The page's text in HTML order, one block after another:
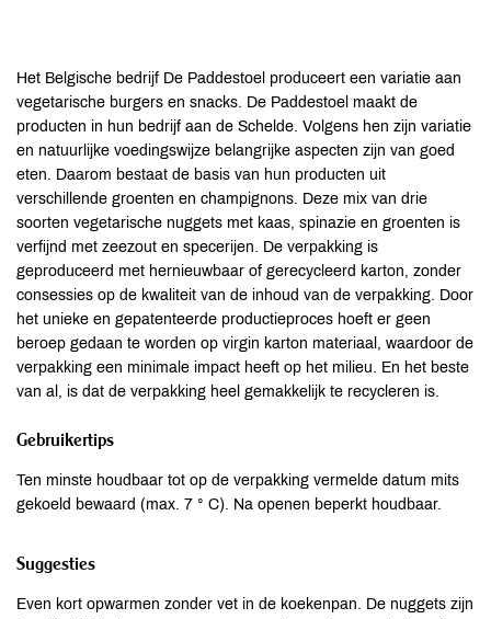
Het Belgische bedrijf De Paddestoel produceert een variatie aan
vegetarische burgers en snacks. De Paddestoel maakt de
producten in hun bedrijf aan de Schelde. Volgens hen zijn variatie
en natuurlijke voedingswijze belangrijke aspecten zijn van goed
eten. Daarom bestaat de basis van hun producten uit
verschillende groenten en champignons. Deze mix van drie
soorten vegetarische nuggets met kaas, spinazie en groenten is
verfijnd met zeezout en specerijen. De verpakking is
geproduceerd met hernieuwbaar of gerecycleerd karton, zonder
consessies op de kwaliteit van de inhoud van de verpakking. Door
het unieke en gepatenteerde productieproces hoeft er geen
beroep gedaan te worden op virgin karton materiaal, waardoor de
verpakking een minimale impact heeft op het milieu. En het beste
van al, is dat de verpakking heel gemakkelijk te recycleren is.
Gebruikertips
Ten minste houdbaar tot op de verpakking vermelde datum mits
gekoeld bewaard (max. 7 ° C). Na openen beperkt houdbaar.
Suggesties
Even kort opwarmen zonder vet in de koekenpan. De nuggets zijn